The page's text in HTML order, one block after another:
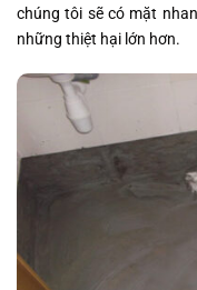
chúng tôi sẽ có mặt
những thiệt hại lớn hơn.